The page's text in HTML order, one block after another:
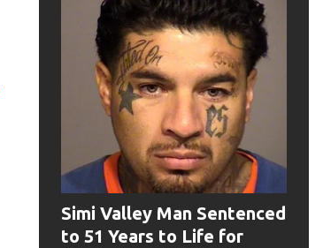
Simi Valley Man Sentenced
to 51 Years to Life for